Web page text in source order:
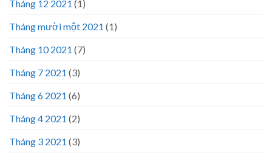
Tháng 12 2021 (1)
Tháng mười một 2021 (1)
Tháng 10 2021 (7)
Tháng 7 2021 (3)
Tháng 6 2021 (6)
Tháng 4 2021 (2)
Tháng 3 2021 (3)